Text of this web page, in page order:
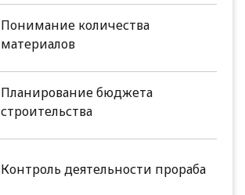
Понимание количества
материалов
Планирование бюджета
строительства
Контроль деятельности прораба